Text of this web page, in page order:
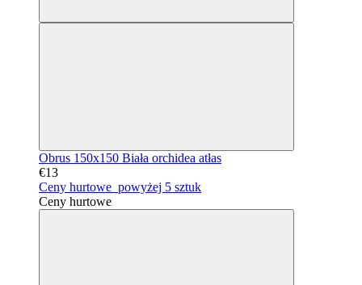
Obrus 150x150 Biała orchidea atłas
€13
Ceny hurtowe powyżej 5 sztuk
Ceny hurtowe